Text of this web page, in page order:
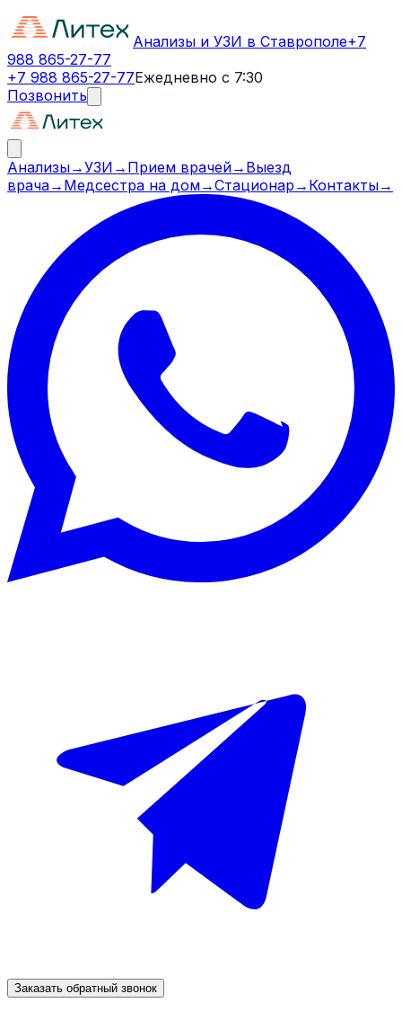
Анализы и УЗИ в Ставрополе+7
988 865-27-77
+7 988 865-27-77Ежедневно с 7:30
Позвонить
Анализы→УЗИ → Прием врачей→ Выезд
врача→ Медсестра на дом→Стационар → Контакты→
Заказать обратный звонок